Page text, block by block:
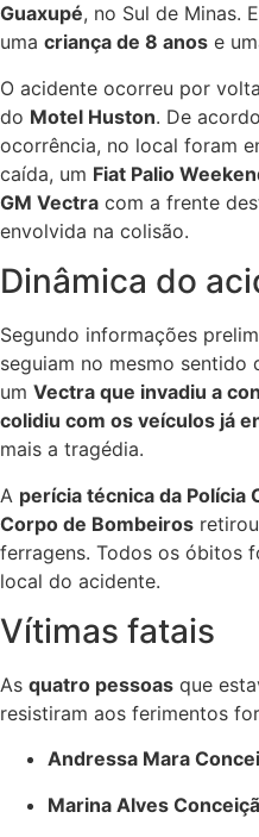
Guaxupé, no Sul de Minas.
uma criança de 8 anos e
O acidente ocorreu por
do Motel Huston. De
ocorrência, no local foram
caída, um Fiat Palio
GM Vectra com a frente
envolvida na colisão.
Dinâmica do
Segundo informações
seguiam no mesmo
um Vectra que invadiu a
colidiu com os veículos já
mais a tragédia.
A perícia técnica da Polícia
Corpo de Bombeiros
ferragens. Todos os óbitos
local do acidente.
Vítimas fatais
As quatro pessoas que
resistiram aos ferimentos
Andressa Mara
Marina Alves